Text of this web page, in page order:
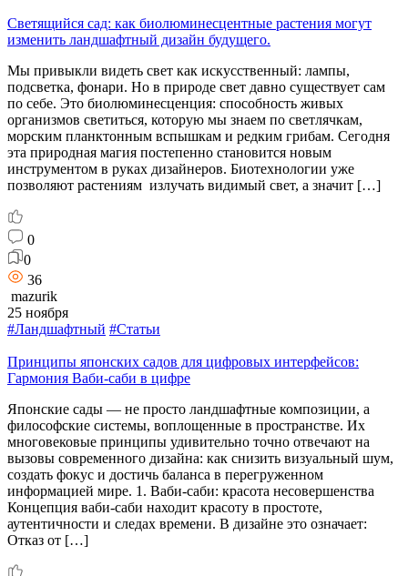
Светящийся сад: как биолюминесцентные растения могут
изменить ландшафтный дизайн будущего.
Мы привыкли видеть свет как искусственный: лампы,
подсветка, фонари. Но в природе свет давно существует сам
по себе. Это биолюминесценция: способность живых
организмов светиться, которую мы знаем по светлячкам,
морским планктонным вспышкам и редким грибам. Сегодня
эта природная магия постепенно становится новым
инструментом в руках дизайнеров. Биотехнологии уже
позволяют растениям излучать видимый свет, а значит […]
0
0
36
mazurik
25 ноября
#Ландшафтный #Статьи
Принципы японских садов для цифровых интерфейсов:
Гармония Ваби-саби в цифре
Японские сады — не просто ландшафтные композиции, а
философские системы, воплощенные в пространстве. Их
многовековые принципы удивительно точно отвечают на
вызовы современного дизайна: как снизить визуальный шум,
создать фокус и достичь баланса в перегруженном
информацией мире. 1. Ваби-саби: красота несовершенства
Концепция ваби-саби находит красоту в простоте,
аутентичности и следах времени. В дизайне это означает:
Отказ от […]